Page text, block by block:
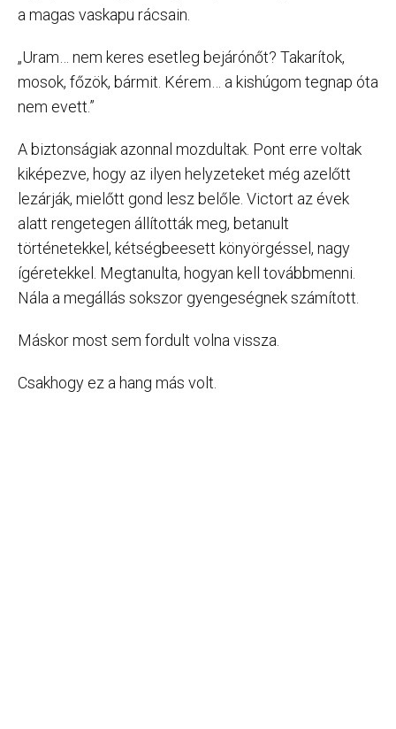
a magas vaskapu rácsain.
„Uram… nem keres esetleg bejárónőt? Takarítok,
mosok, főzök, bármit. Kérem… a kishúgom tegnap óta
nem evett.”
A biztonságiak azonnal mozdultak. Pont erre voltak
kiképezve, hogy az ilyen helyzeteket még azelőtt
lezárják, mielőtt gond lesz belőle. Victort az évek
alatt rengetegen állították meg, betanult
történetekkel, kétségbeesett könyörgéssel, nagy
ígéretekkel. Megtanulta, hogyan kell továbbmenni.
Nála a megállás sokszor gyengeségnek számított.
Máskor most sem fordult volna vissza.
Csakhogy ez a hang más volt.